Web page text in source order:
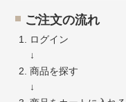
ご注文の流れ
ログイン
↓
商品を探す
↓